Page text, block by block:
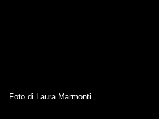
Foto di Laura Marmonti